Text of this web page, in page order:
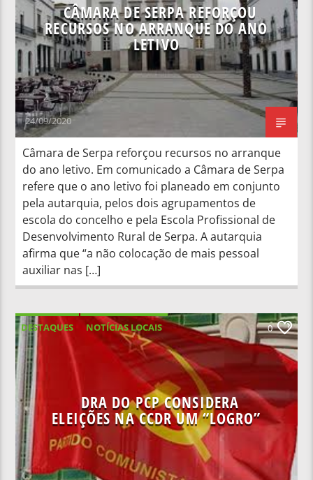
CÂMARA DE SERPA REFORÇOU
RECURSOS NO ARRANQUE DO ANO
LETIVO
24/09/2020
Câmara de Serpa reforçou recursos no arranque
do ano letivo. Em comunicado a Câmara de Serpa
refere que o ano letivo foi planeado em conjunto
pela autarquia, pelos dois agrupamentos de
escola do concelho e pela Escola Profissional de
Desenvolvimento Rural de Serpa. A autarquia
afirma que “a não colocação de mais pessoal
auxiliar nas […]
DESTAQUES NOTÍCIAS LOCAIS 0
DRA DO PCP CONSIDERA
ELEIÇÕES NA CCDR UM “LOGRO”